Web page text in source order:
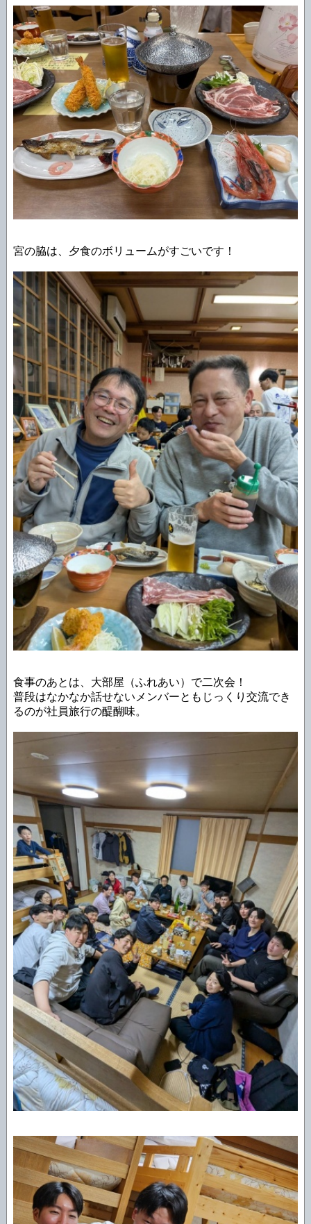
宮の脇は、夕食のボリュームがすごいです！
食事のあとは、大部屋（ふれあい）で二次会！
普段はなかなか話せないメンバーともじっくり交流でき
るのが社員旅行の醍醐味。